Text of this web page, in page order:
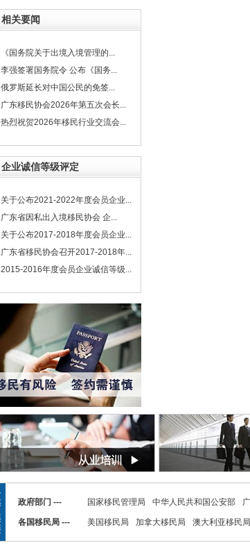
相关要闻
《国务院关于出境入境管理的...
李强签署国务院令 公布《国务...
俄罗斯延长对中国公民的免签...
广东移民协会2026年第五次会长...
热烈祝贺2026年移民行业交流会...
企业诚信等级评定
关于公布2021-2022年度会员企业...
广东省因私出入境移民协会 企...
关于公布2017-2018年度会员企业...
广东省移民协会召开2017-2018年...
2015-2016年度会员企业诚信等级...
政府部门 --- 国家移民管理局 中华人民共和国公安部
各国移民局 --- 美国移民局 加拿大移民局 澳大利亚移民局